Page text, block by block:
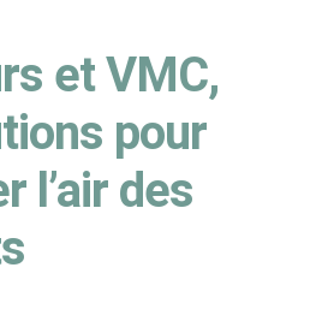
et VMC,
pour
l’air des